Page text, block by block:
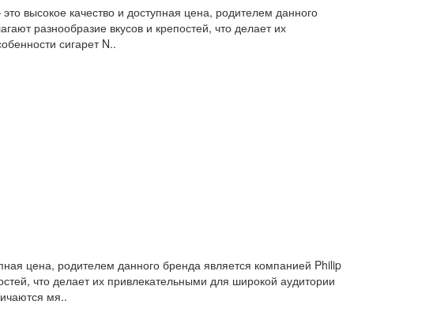
высокое качество и доступная цена, родителем данного
разнообразие вкусов и крепостей, что делает их
сигарет N..
цена, родителем данного бренда является компанией Philip
что делает их привлекательными для широкой аудитории
мя..